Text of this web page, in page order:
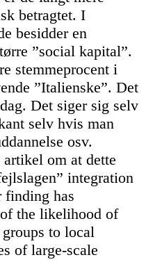
betragtet. I
besidder en
”social kapital”.
stemmeprocent i
”Italienske”. Det
Det siger sig selv
selv hvis man
osv.
om at dette
integration
finding has
the likelihood of
to local
of large-scale